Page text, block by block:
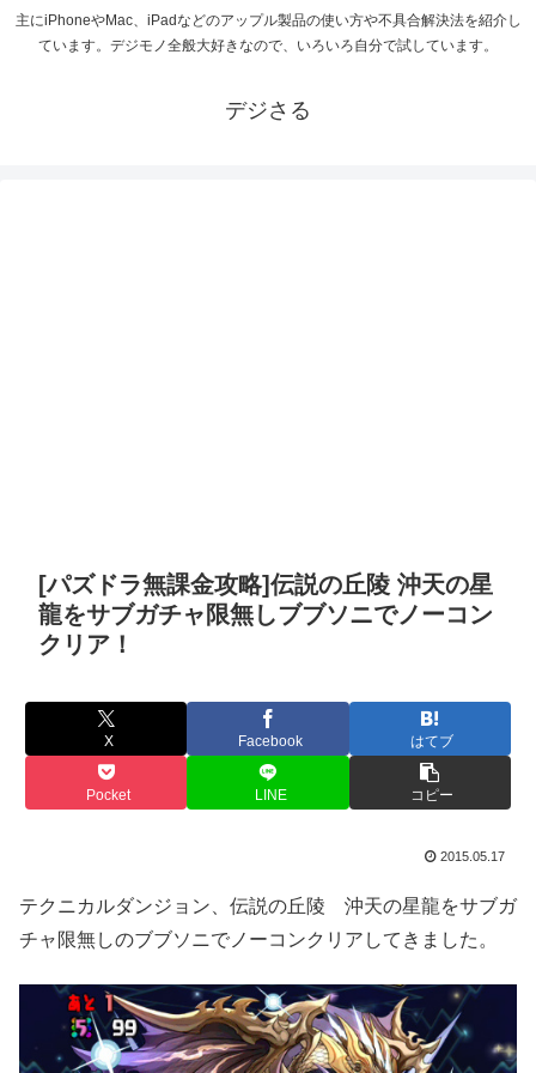
主にiPhoneやMac、iPadなどのアップル製品の使い方や不具合解決法を紹介し
ています。デジモノ全般大好きなので、いろいろ自分で試しています。
デジさる
[パズドラ無課金攻略]伝説の丘陵 沖天の星
龍をサブガチャ限無しブブソニでノーコン
クリア！
X Facebook はてブ
Pocket LINE コピー
2015.05.17
テクニカルダンジョン、伝説の丘陵 沖天の星龍をサブガ
チャ限無しのブブソニでノーコンクリアしてきました。